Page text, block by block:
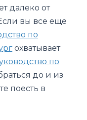
далеко от
вы все еще
по
охватывает
по
до и из
поесть в